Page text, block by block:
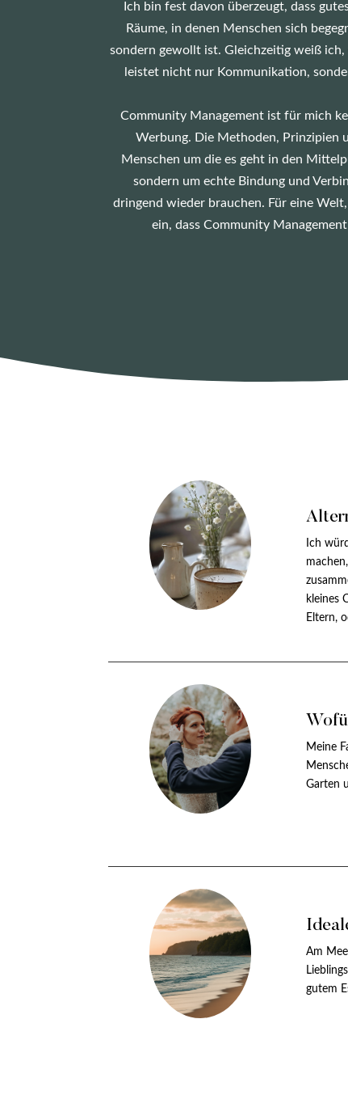
Ich bin fest davon überzeugt, dass
Räume, in denen Menschen sich
sondern gewollt ist. Gleichzeitig weiß
leistet nicht nur Kommunikation,
Community Management ist für mich
Werbung. Die Methoden, Prinzipien
Menschen um die es geht in den
sondern um echte Bindung und
dringend wieder brauchen. Für eine
ein, dass Community
Ich
kleines
Eltern,
Meine
Garten
Am
gutem